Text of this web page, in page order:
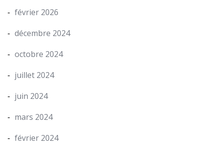
février 2026
décembre 2024
octobre 2024
juillet 2024
juin 2024
mars 2024
février 2024